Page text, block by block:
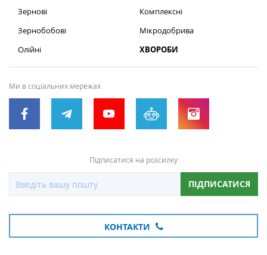
Зернові
Зернобобові
Олійні
Комплексні
Мікродобрива
ХВОРОБИ
Ми в соціальних мережах
Підписатися на розсилку
ПІДПИСАТИСЯ
КОНТАКТИ